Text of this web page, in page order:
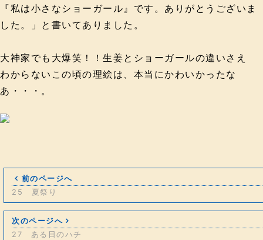
『私は小さなショーガール』です。ありがとうございま
した。」と書いてありました。
大神家でも大爆笑！！生姜とショーガールの違いさえ
わからないこの頃の理絵は、本当にかわいかったな
あ・・・。
前のページへ
25 夏祭り
次のページへ
27 ある日のハチ